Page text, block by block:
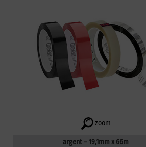
zoom
argent – 19,1mm x 66m